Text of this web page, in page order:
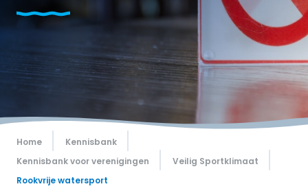
Home
Kennisbank
Kennisbank voor verenigingen
Veilig Sportklimaat
Rookvrije watersport